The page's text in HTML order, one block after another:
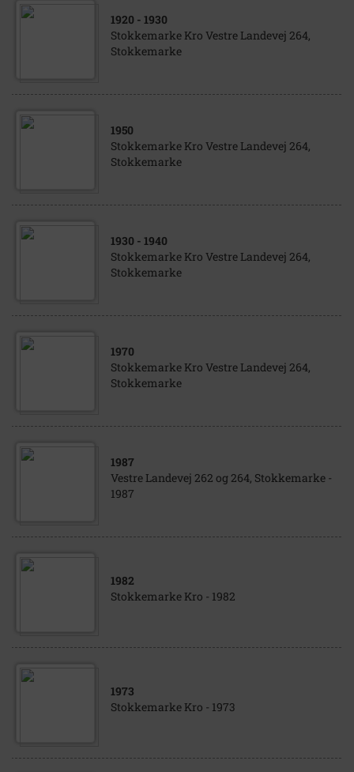
1920 - 1930
Stokkemarke Kro Vestre Landevej 264,
Stokkemarke
1950
Stokkemarke Kro Vestre Landevej 264,
Stokkemarke
1930 - 1940
Stokkemarke Kro Vestre Landevej 264,
Stokkemarke
1970
Stokkemarke Kro Vestre Landevej 264,
Stokkemarke
1987
Vestre Landevej 262 og 264, Stokkemarke -
1987
1982
Stokkemarke Kro - 1982
1973
Stokkemarke Kro - 1973